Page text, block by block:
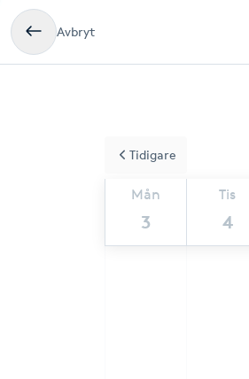
Avbryt
Mån
3
Tis
4
Tidigare